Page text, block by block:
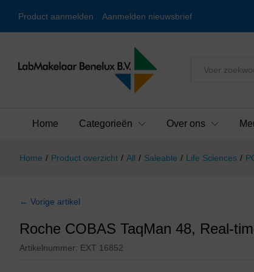
Product aanmelden Aanmelden nieuwsbrief
Alles
Home Categorieën Over ons
Home / Product overzicht / All / Saleable / Life Sciences /
← Vorige artikel
Roche COBAS TaqMan 48, Real-
Artikelnummer: EXT 16852